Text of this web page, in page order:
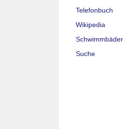
Telefonbuch
Wikipedia
Schwimmbäder
Suche